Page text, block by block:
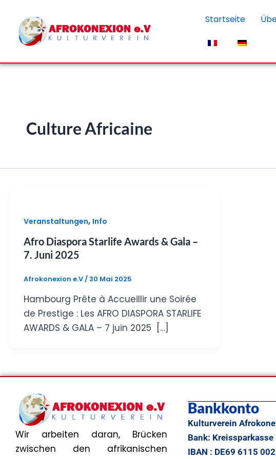
Inhalt
springen
Startseite
Culture Africaine
Veranstaltungen, Info
Afro Diaspora Starlife Awards & Gala –
7. Juni 2025
Afrokonexion e.V/30 Mai 2025
Hambourg Prête à Accueillir une Soirée
de Prestige : Les AFRO DIASPORA STARLIFE
AWARDS & GALA – 7 juin 2025 […]
Wir arbeiten daran, Brücken
zwischen den afrikanischen
Bankkonto
Kulturverein
Bank:
IBAN : DE69 6115